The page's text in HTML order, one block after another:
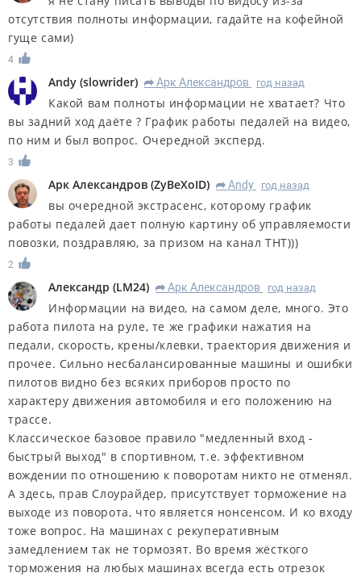
отсутствия полноты информации, гадайте на кофейной
гуще сами)
4
Andy (slowrider) R Арк Александров год назад
Какой вам полноты информации не хватает? Что
вы задний ход даёте ? График работы педалей на видео,
по ним и был вопрос. Очередной эксперд.
3
Арк Александров (ZyBeXoID) R Andy год назад
вы очередной экстрасенс, которому график
работы педалей дает полную картину об управляемости
повозки, поздравляю, за призом на канал ТНТ)))
2
Александр (LM24) R Арк Александров год назад
Информации на видео, на самом деле, много. Это
работа пилота на руле, те же графики нажатия на
педали, скорость, крены/клевки, траектория движения и
прочее. Сильно несбалансированные машины и ошибки
пилотов видно без всяких приборов просто по
характеру движения автомобиля и его положению на
трассе.
Классическое базовое правило "медленный вход -
быстрый выход" в спортивном, т.е. эффективном
вождении по отношению к поворотам никто не отменял.
А здесь, прав Слоурайдер, присутствует торможение на
выходе из поворота, что является нонсенсом. И ко входу
тоже вопрос. На машинах с рекуперативным
замедлением так не тормозят. Во время жёсткого
торможения на любых машинах всегда есть отрезок